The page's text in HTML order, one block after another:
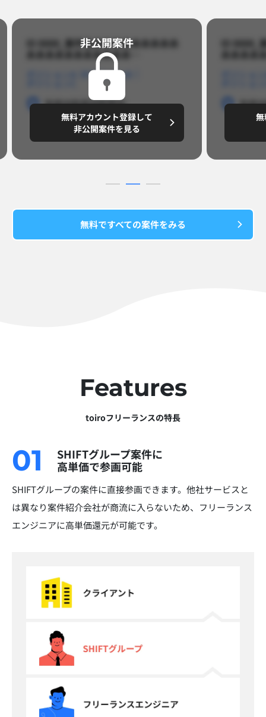
ID 8888_案件名あああああああああ
あああああああああああ…​
ポジションB
勤務地勤務地勤務地
～8,888,8888円/月
非公開案件​
無料アカウント登録して
非公開案件を見る
ID
勤務地
無料ですべての案件をみる
Features
toiroフリーランスの特長
01
SHIFTグループ案件に
高単価で参画可能
SHIFTグループの案件に直接参画できます。他社サービスと
は異なり案件紹介会社が商流に入らないため、フリーランス
エンジニアに高単価還元が可能です。​​